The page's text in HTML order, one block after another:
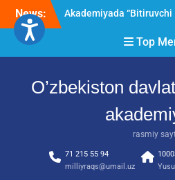
Skip
content
News:
Akademiyada “Bitiruvchi
RESPUBLIKA ILMIY-
AMALIY ANJUMANI!!!
Top
O’zbekiston
rasmiy
71 215 55 94
milliyraqs@umail.uz